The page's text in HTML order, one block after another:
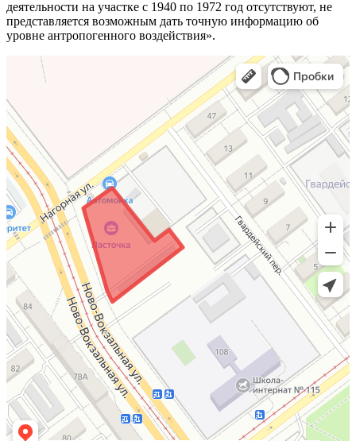
деятельности на участке с 1940 по 1972 год отсутствуют, не
представляется возможным дать точную информацию об
уровне антропогенного воздействия».